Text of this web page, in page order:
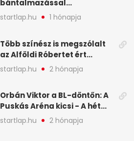
bántalmazással
kapcsolatban emlegette - A
hét legfontosabb hírei
startlap.hu 1 hónapja
Több színész is megszólalt
az Alföldi Róbertet ért
vádakról - A hét
legfontosabb hírei
startlap.hu 2 hónapja
Orbán Viktor a BL-döntőn: A
Puskás Aréna kicsi - A hét
legfontosabb hírei képeken
startlap.hu 2 hónapja